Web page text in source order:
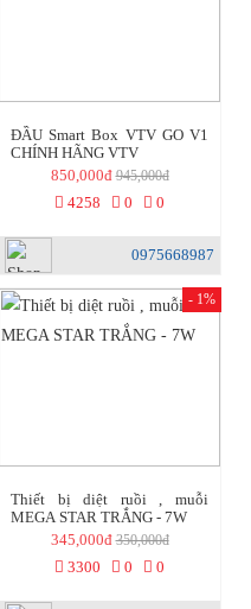
ĐẦU Smart Box VTV GO V1
CHÍNH HÃNG VTV
850,000đ945,000đ
4258 0 0
0975668987
- 1%
Thiết bị diệt ruồi , muỗi
MEGA STAR TRẮNG - 7W
345,000đ350,000đ
3300 0 0